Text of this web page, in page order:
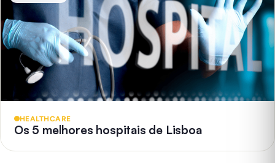
HEALTHCARE
Os 5 melhores hospitais de Lisboa